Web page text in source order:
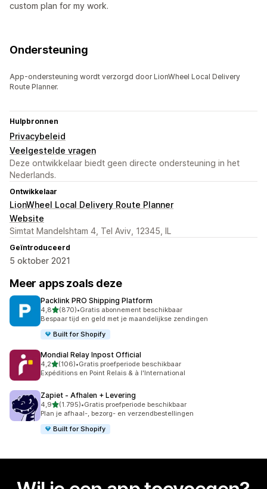
custom plan for my work.
Ondersteuning
App-ondersteuning wordt verzorgd door LionWheel Local Delivery
Route Planner.
Hulpbronnen
Privacybeleid
Veelgestelde vragen
Deze ontwikkelaar biedt geen directe ondersteuning in het
Nederlands.
Ontwikkelaar
LionWheel Local Delivery Route Planner
Website
Simtat Mandelshtam 4, Tel Aviv, 12345, IL
Geïntroduceerd
5 oktober 2021
Meer apps zoals deze
Packlink PRO Shipping Platform
4,8van 5 sterren
(870)
870 recensies in totaal
•Gratis abonnement beschikbaar
Bespaar tijd en geld met je maandelijkse zendingen
Built for Shopify
Mondial Relay Inpost Official
4,2van 5 sterren
(106)
106 recensies in totaal
•Gratis proefperiode beschikbaar
Expéditions en Point Relais & à l'International
Zapiet ‑ Afhalen + Levering
4,9van 5 sterren
(1.795)
1795 recensies in totaal
•Gratis proefperiode beschikbaar
Plan je afhaal-, bezorg- en verzendbestellingen
Built for Shopify